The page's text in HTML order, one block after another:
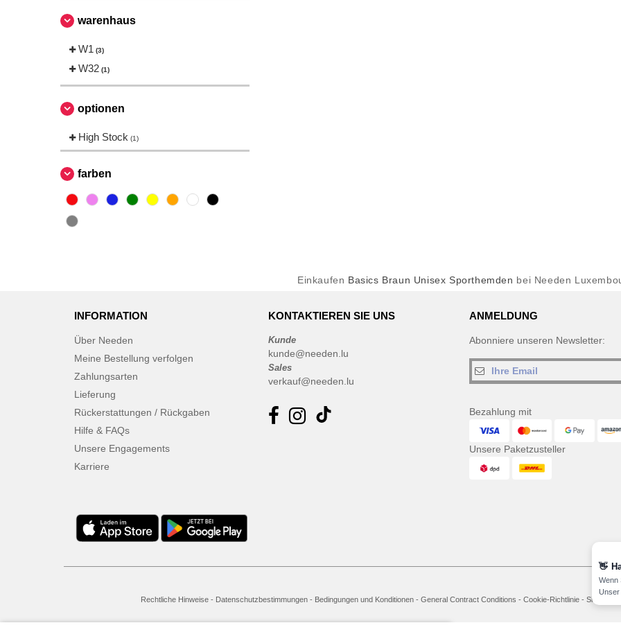
warenhaus
W1 (3)
W32 (1)
optionen
High Stock (1)
farben
Einkaufen Basics Braun Unisex Sporthemden bei Needen
INFORMATION
Über Needen
Meine Bestellung verfolgen
Zahlungsarten
Lieferung
Rückerstattungen / Rückgaben
Hilfe & FAQs
Unsere Engagements
Karriere
KONTAKTIEREN SIE UNS
Kunde
kunde@needen.lu
Sales
verkauf@needen.lu
ANMELDUNG
Abonniere unseren Newsletter:
Bezahlung mit
Unsere Paketzusteller
Rechtliche Hinweise - Datenschutzbestimmungen - Bedingungen und Konditionen - General Contract Conditions - Cookie-Richtlinie - Site Map
👋
Wenn
Unser